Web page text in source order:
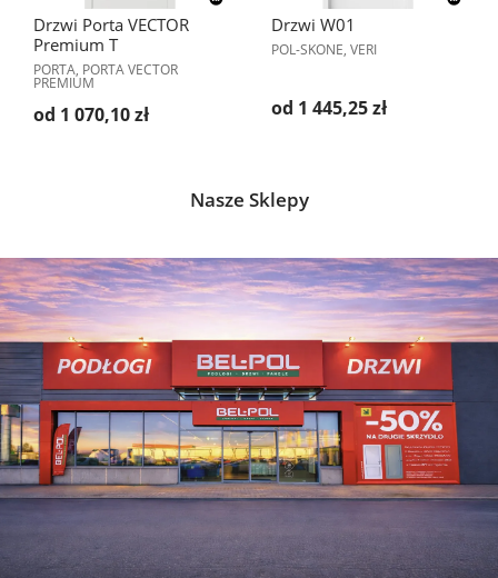
Drzwi Porta VECTOR
Premium T
PORTA, PORTA VECTOR
PREMIUM
od 1 070,10 zł
Drzwi W01
POL-SKONE, VERI
od 1 445,25 zł
Nasze Sklepy